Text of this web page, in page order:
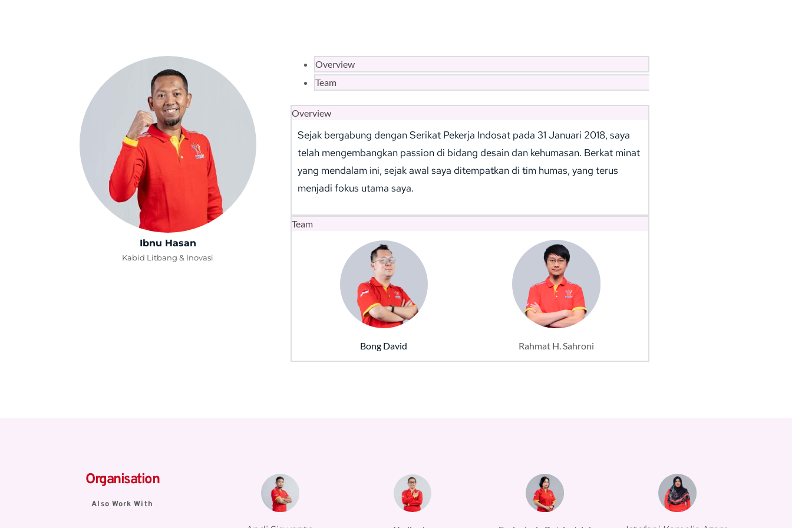
Ibnu Hasan
Kabid Litbang & Inovasi
Overview
Team
Overview
Sejak bergabung dengan Serikat Pekerja Indosat pada 31 Januari 2018, saya
telah mengembangkan passion di bidang desain dan kehumasan. Berkat minat
yang mendalam ini, sejak awal saya ditempatkan di tim humas, yang terus
menjadi fokus utama saya.
Team
Bong David Rahmat H. Sahroni
Organisation
Also Work With